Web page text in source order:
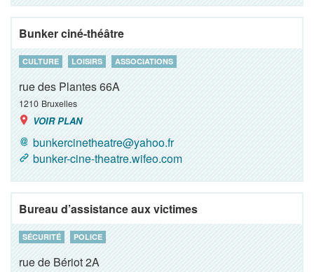
Bunker ciné-théâtre
CULTURE LOISIRS ASSOCIATIONS
rue des Plantes 66A
1210 Bruxelles
VOIR PLAN
bunkercinetheatre@yahoo.fr
bunker-cine-theatre.wifeo.com
Bureau d’assistance aux victimes
SÉCURITÉ POLICE
rue de Bériot 2A